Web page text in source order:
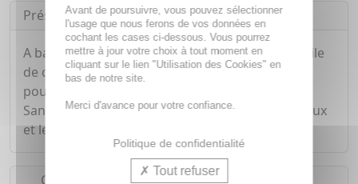
Présentation
A base d'huile essentielle de lavande bio et d'huile
de coco, le shampoing cinq sur cinq élimine les
poux et lente tout en préservant le cuir chevelu.
Sans insecticide, sans paraben il asphyxie les poux
et lentes sans resistance.
Conseils d'utilisation
Avant de poursuivre, vous pouvez sélectionner
l'usage que nous ferons de vos données en
cochant les cases ci-dessous. Vous pourrez
mettre à jour votre choix à tout moment en
cliquant sur le lien "Utilisation des Cookies" en
bas de notre site.
Merci d'avance pour votre confiance.
Politique de confidentialité
Tout refuser